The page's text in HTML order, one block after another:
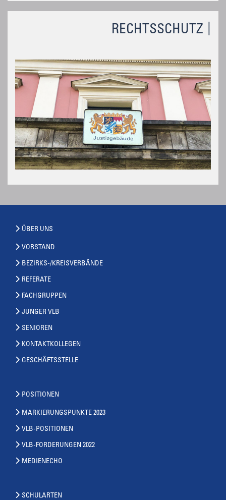
RECHTSSCHUTZ
ÜBER UNS
VORSTAND
BEZIRKS-/KREISVERBÄNDE
REFERATE
FACHGRUPPEN
JUNGER VLB
SENIOREN
KONTAKTKOLLEGEN
GESCHÄFTSSTELLE
POSITIONEN
MARKIERUNGSPUNKTE 2023
VLB-POSITIONEN
VLB-FORDERUNGEN 2022
MEDIENECHO
SCHULARTEN